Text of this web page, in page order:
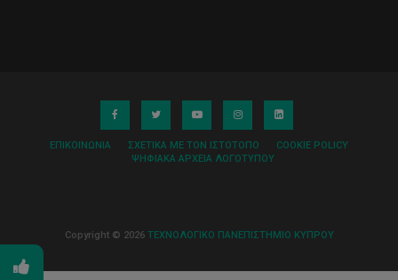
ΕΠΙΚΟΙΝΩΝΊΑ ΣΧΕΤΙΚΆ ΜΕ ΤΟΝ ΙΣΤΌΤΟΠΟ
COOKIE POLICY
ΨΗΦΙΑΚΆ ΑΡΧΕΊΑ ΛΟΓΌΤΥΠΟΥ
Copyright © 2026 ΤΕΧΝΟΛΟΓΙΚΟ ΠΑΝΕΠΙΣΤΗΜΙΟ ΚΥΠΡΟΥ